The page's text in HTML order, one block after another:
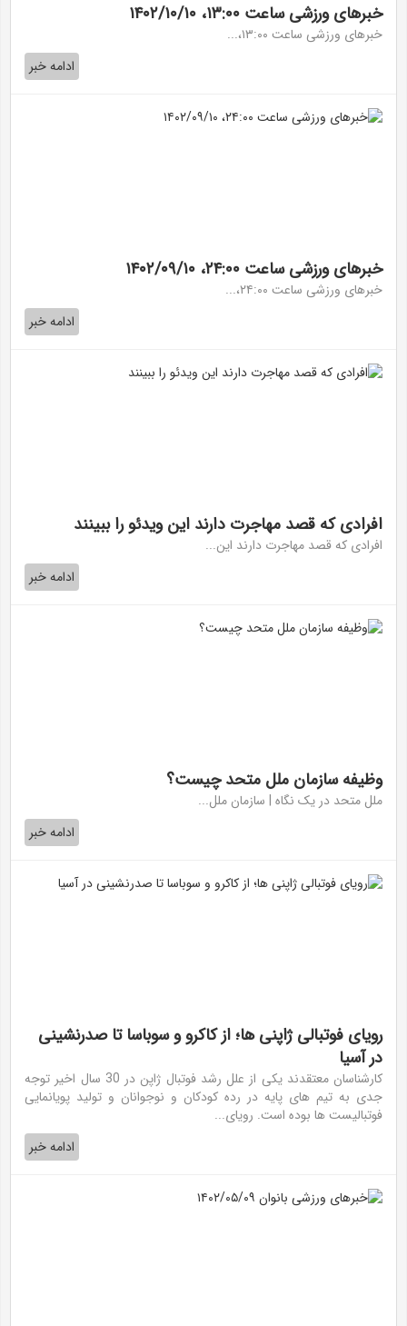
خبر‌های ورزشی ساعت ۱۳:۰۰، ۱۴۰۲/۱۰/۱۰
خبرهای ورزشی ساعت ۱۳:۰۰،...
ادامه خبر
خبر‌های ورزشی ساعت ۲۴:۰۰، ۱۴۰۲/۰۹/۱۰
خبرهای ورزشی ساعت ۲۴:۰۰،...
ادامه خبر
افرادی که قصد مهاجرت دارند این ویدئو را ببینند
افرادی که قصد مهاجرت دارند این...
ادامه خبر
وظیفه سازمان ملل متحد چیست؟
ملل متحد در یک نگاه | سازمان ملل...
ادامه خبر
رویای فوتبالی ژاپنی ها؛ از کاکرو و سوباسا تا صدرنشینی
در آسیا
کارشناسان معتقدند یکی از علل رشد فوتبال ژاپن در 30 سال اخیر توجه
جدی به تیم های پایه در رده کودکان و نوجوانان و تولید پویانمایی
فوتبالیست ها بوده است. رویای...
ادامه خبر